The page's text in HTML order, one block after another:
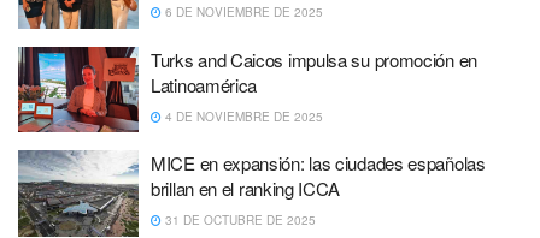
6 DE NOVIEMBRE DE 2025
Turks and Caicos impulsa su promoción en
Latinoamérica
4 DE NOVIEMBRE DE 2025
MICE en expansión: las ciudades españolas
brillan en el ranking ICCA
31 DE OCTUBRE DE 2025